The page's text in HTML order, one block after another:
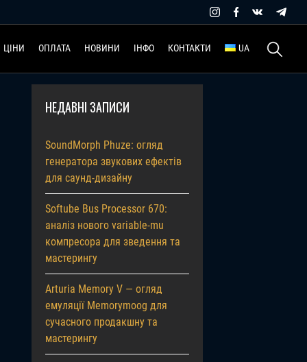
ЦІНИ ОПЛАТА НОВИНИ ІНФО КОНТАКТИ UA Пошук:
НЕДАВНІ ЗАПИСИ
SoundMorph Phuze: огляд
генератора звукових ефектів
для саунд-дизайну
Softube Bus Processor 670:
аналіз нового variable-mu
компресора для зведення та
мастерингу
Arturia Memory V — огляд
емуляції Memorymoog для
сучасного продакшну та
мастерингу